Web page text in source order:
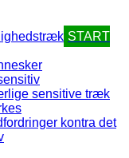
START
sensitive træk
kontra det